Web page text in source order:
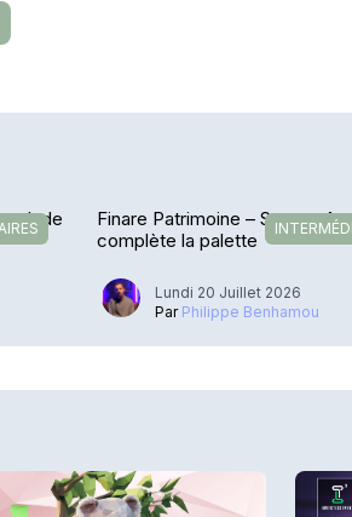
Inde
Finare Patrimoine – Sateco
complète la palette
Lundi 20 Juillet 2026
Par Philippe Benhamou